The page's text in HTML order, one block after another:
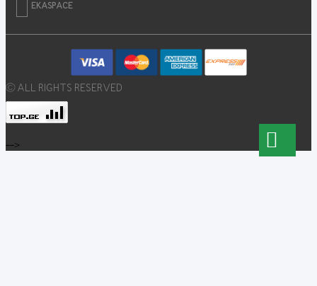
EKASPACE
© ALL RIGHTS RESERVED
-->